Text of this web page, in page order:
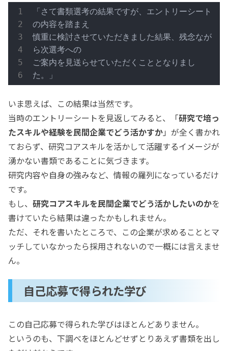
「さて書類選考の結果ですが、エントリーシート
の内容を踏まえ
慎重に検討させていただきました結果、残念なが
ら次選考への
ご案内を見送らせていただくこととなりまし
た。」
いま思えば、この結果は当然です。
当時のエントリーシートを見返してみると、「研究で培っ
たスキルや経験を民間企業でどう活かすか」が全く書かれ
ておらず、研究コアスキルを活かして活躍するイメージが
湧かない書類であることに気づきます。
研究内容や自身の強みなど、情報の羅列になっているだけ
です。
もし、 研究コアスキルを民間企業でどう活かしたいのかを
書けていたら結果は違ったかもしれません。
ただ、それを書いたところで、この企業が求めることとマ
ッチしていなかったら採用されないので一概には言えませ
ん。
自己応募で得られた学び
この自己応募で得られた学びはほとんどありません。
というのも、下調べをほとんどせずとりあえず書類を出し